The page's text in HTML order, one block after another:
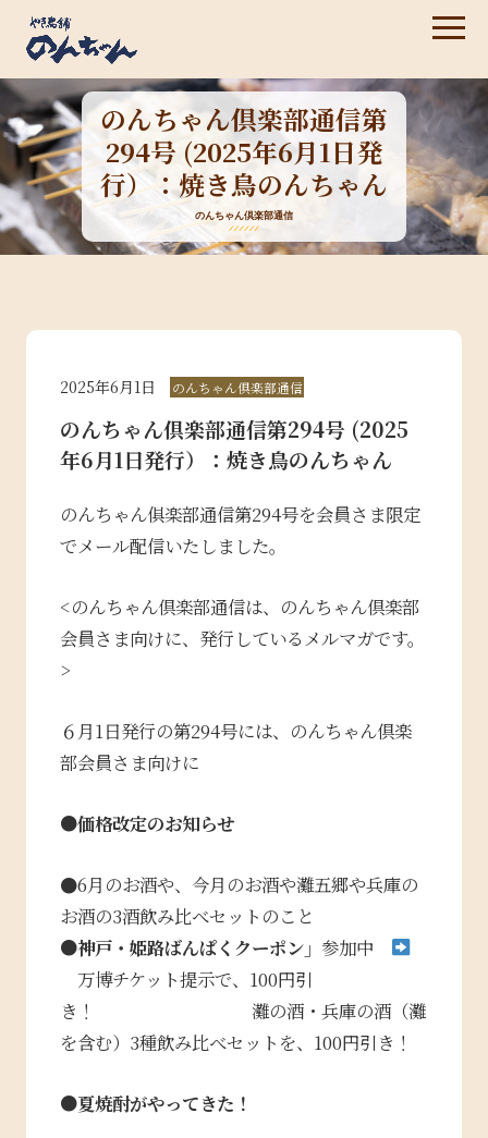
のんちゃん倶楽部通信第
294号 (2025年6月1日発
行）：焼き鳥のんちゃん
のんちゃん倶楽部通信
2025年6月1日 のんちゃん倶楽部通信
のんちゃん倶楽部通信第294号 (2025
年6月1日発行）：焼き鳥のんちゃん
のんちゃん俱楽部通信第294号を会員さま限定
でメール配信いたしました。
<のんちゃん倶楽部通信は、のんちゃん倶楽部
会員さま向けに、発行しているメルマガです。
>
６月1日発行の第294号には、のんちゃん倶楽
部会員さま向けに
●価格改定のお知らせ
●6月のお酒や、今月のお酒や灘五郷や兵庫の
お酒の3酒飲み比べセットのこと
●神戸・姫路ばんぱくクーポン」 参加中
万博チケット提示で、100円引
き！ 灘の酒・兵庫の酒（灘
を含む）3種飲み比べセットを、100円引き！
●夏焼酎がやってきた！